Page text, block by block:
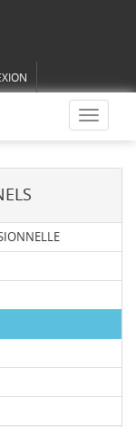
Toggle